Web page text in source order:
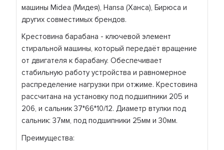
машины Midea (Мидея), Hansa (Ханса), Бирюса и
других совместимых брендов.
Крестовина барабана - ключевой элемент
стиральной машины, который передаёт вращение
от двигателя к барабану. Обеспечивает
стабильную работу устройства и равномерное
распределение нагрузки при отжиме. Крестовина
рассчитана на установку под подшипники 205 и
206, и сальник 37*66*10/12. Диаметр втулки под
сальник: 37мм, под подшипники 25мм и 30мм.
Преимущества: